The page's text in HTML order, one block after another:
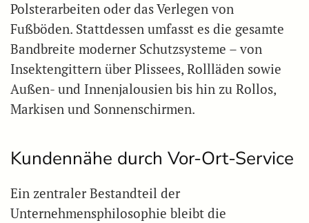
Polsterarbeiten oder das Verlegen von
Fußböden. Stattdessen umfasst es die gesamte
Bandbreite moderner Schutzsysteme – von
Insektengittern über Plissees, Rollläden sowie
Außen- und Innenjalousien bis hin zu Rollos,
Markisen und Sonnenschirmen.
Kundennähe durch Vor-Ort-Service
Ein zentraler Bestandteil der
Unternehmensphilosophie bleibt die